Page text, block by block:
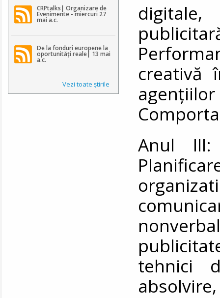
CRPtalks| Organizare de
Evenimente - miercuri 27
mai a.c.
De la fonduri europene la
oportunități reale| 13 mai
a.c.
Vezi toate ştirile
creativă
Anul III:
tehnici